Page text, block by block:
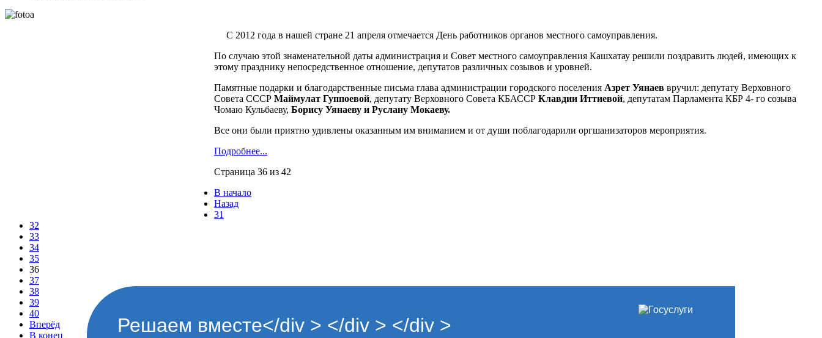
С 2012 года в нашей стране 21 апреля отмечается День работников органов местного самоуправления.
По случаю этой знаменательной даты администрация и Совет местного самоуправления Кашхатау решили поздравить людей, имеющих к
этому празднику непосредственное отношение, депутатов различных созывов и уровней.
Памятные подарки и благодарственные письма глава администрации городского поселения Азрет Уянаев вручил: депутату Верховного
Совета СССР Маймулат Гуппоевой, депутату Верховного Совета КБАССР Клавдии Иттиевой, депутатам Парламента КБР 4- го созыва
Чомаю Кульбаеву, Борису Уянаеву и Руслану Мокаеву.
Все они были приятно удивлены оказанным им вниманием и от души поблагодарили оргшанизаторов мероприятия.
Подробнее...
Страница 36 из 42
В начало
Назад
31
32
33
34
35
36
37
38
39
40
Вперёд
В конец
Решаем вместе</div > </div > </div >